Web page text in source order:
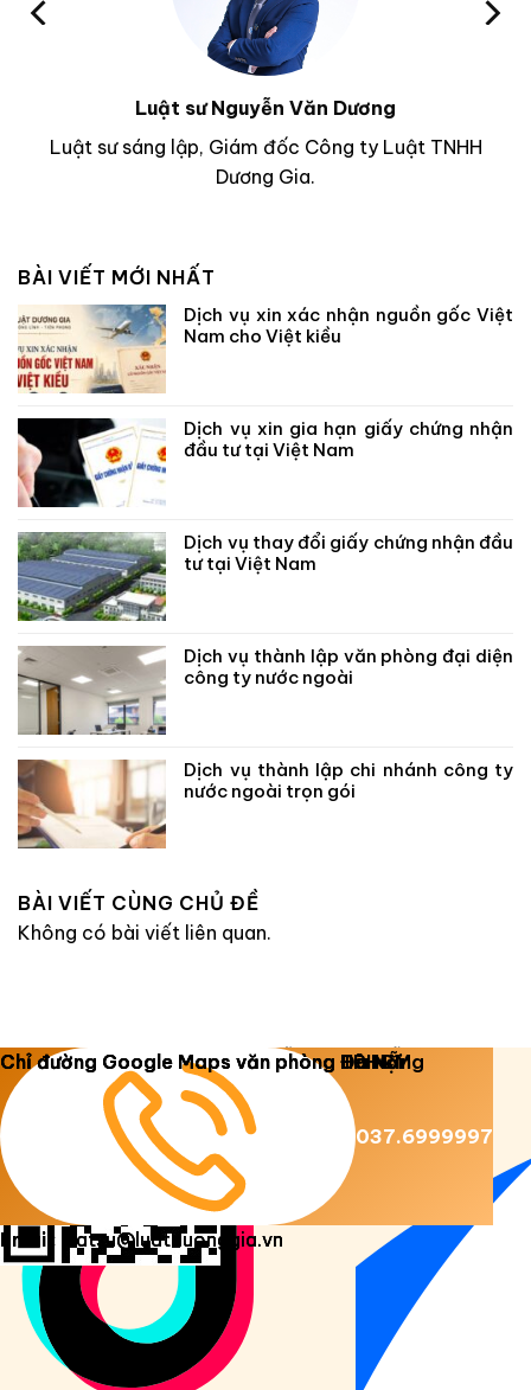
Luật sư Nguyễn Văn Dương
Luật sư sáng lập, Giám đốc Công ty Luật TNHH
Dương Gia.
BÀI VIẾT MỚI NHẤT
Dịch vụ xin xác nhận nguồn gốc Việt
Nam cho Việt kiều
Dịch vụ xin gia hạn giấy chứng nhận
đầu tư tại Việt Nam
Dịch vụ thay đổi giấy chứng nhận đầu
tư tại Việt Nam
Dịch vụ thành lập văn phòng đại diện
công ty nước ngoài
Dịch vụ thành lập chi nhánh công ty
nước ngoài trọn gói
BÀI VIẾT CÙNG CHỦ ĐỀ
Không có bài viết liên quan.
Copyright 2026 © Luật Dương Gia